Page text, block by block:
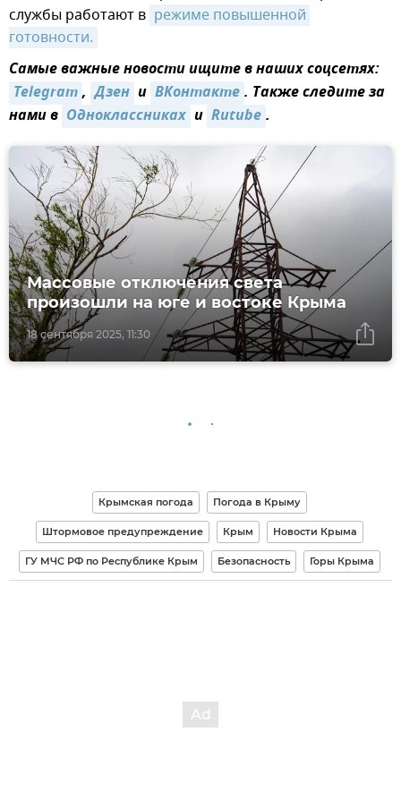
службы работают в режиме повышенной
готовности.
Самые важные новости ищите в наших соцсетях:
Telegram, Дзен и ВКонтакте. Также следите за
нами в Одноклассниках и Rutube.
18 сентября 2025, 11:30
Массовые отключения света
произошли на юге и востоке Крыма
Крымская погода Погода в Крыму
Штормовое предупреждение Крым Новости Крыма
ГУ МЧС РФ по Республике Крым Безопасность Горы Крыма